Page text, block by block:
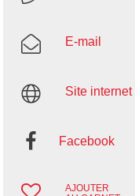
E-mail
Site internet
Facebook
AJOUTER